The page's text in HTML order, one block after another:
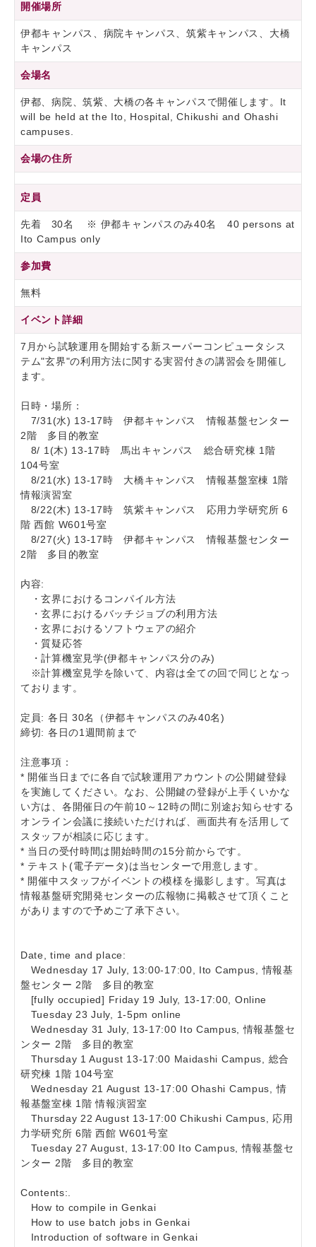
開催場所
伊都キャンパス、病院キャンパス、筑紫キャンパス、大橋
キャンパス
会場名
伊都、病院、筑紫、大橋の各キャンパスで開催します。It
will be held at the Ito, Hospital, Chikushi and Ohashi
campuses.
会場の住所
定員
先着 30名 ※ 伊都キャンパスのみ40名 40 persons at
Ito Campus only
参加費
無料
イベント詳細
7月から試験運用を開始する新スーパーコンピュータシス
テム"玄界"の利用方法に関する実習付きの講習会を開催し
ます。
日時・場所：
7/31(水) 13-17時 伊都キャンパス 情報基盤センター
2階 多目的教室
8/ 1(木) 13-17時 馬出キャンパス 総合研究棟 1階
104号室
8/21(水) 13-17時 大橋キャンパス 情報基盤室棟 1階
情報演習室
8/22(木) 13-17時 筑紫キャンパス 応用力学研究所 6
階 西館 W601号室
8/27(火) 13-17時 伊都キャンパス 情報基盤センター
2階 多目的教室
内容:
・玄界におけるコンパイル方法
・玄界におけるバッチジョブの利用方法
・玄界におけるソフトウェアの紹介
・質疑応答
・計算機室見学(伊都キャンパス分のみ)
※計算機室見学を除いて、内容は全ての回で同じとなっ
ております。
定員: 各日 30名（伊都キャンパスのみ40名)
締切: 各日の1週間前まで
注意事項：
* 開催当日までに各自で試験運用アカウントの公開鍵登録
を実施してください。なお、公開鍵の登録が上手くいかな
い方は、各開催日の午前10～12時の間に別途お知らせする
オンライン会議に接続いただければ、画面共有を活用して
スタッフが相談に応じます。
* 当日の受付時間は開始時間の15分前からです。
* テキスト(電子データ)は当センターで用意します。
* 開催中スタッフがイベントの模様を撮影します。写真は
情報基盤研究開発センターの広報物に掲載させて頂くこと
がありますので予めご了承下さい。
Date, time and place:
Wednesday 17 July, 13:00-17:00, Ito Campus, 情報基
盤センター 2階 多目的教室
[fully occupied] Friday 19 July, 13-17:00, Online
Tuesday 23 July, 1-5pm online
Wednesday 31 July, 13-17:00 Ito Campus, 情報基盤セ
ンター 2階 多目的教室
Thursday 1 August 13-17:00 Maidashi Campus, 総合
研究棟 1階 104号室
Wednesday 21 August 13-17:00 Ohashi Campus, 情
報基盤室棟 1階 情報演習室
Thursday 22 August 13-17:00 Chikushi Campus, 応用
力学研究所 6階 西館 W601号室
Tuesday 27 August, 13-17:00 Ito Campus, 情報基盤セ
ンター 2階 多目的教室
Contents:.
How to compile in Genkai
How to use batch jobs in Genkai
Introduction of software in Genkai